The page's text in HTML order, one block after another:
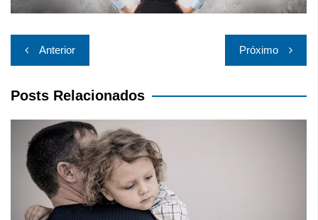
Navegação
de
Post
Anterior Próximo
Posts Relacionados